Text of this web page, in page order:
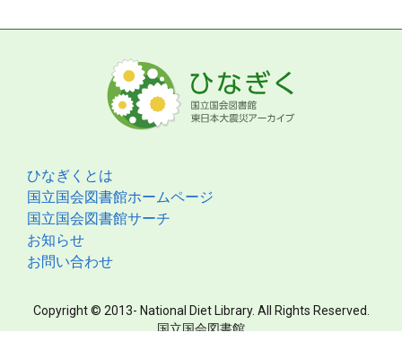
ひなぎくとは
国立国会図書館ホームページ
国立国会図書館サーチ
お知らせ
お問い合わせ
Copyright © 2013- National Diet Library. All Rights Reserved.